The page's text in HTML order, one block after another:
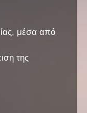
μέσα από
της